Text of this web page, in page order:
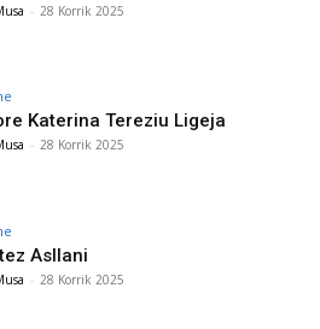
- 28 Korrik 2025
Katerina Tereziu Ligeja
- 28 Korrik 2025
Asllani
- 28 Korrik 2025